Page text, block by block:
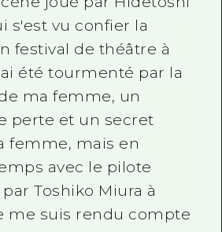
s'est vu confier la
festival de théâtre à
été tourmenté par la
ma femme, un
perte et un secret
femme, mais en
avec le pilote
Toshiko Miura à
me suis rendu compte